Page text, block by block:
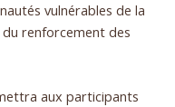
vulnérables de la
renforcement des
aux participants